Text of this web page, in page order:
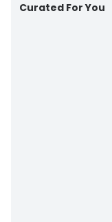
Curated For You